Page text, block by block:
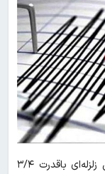
دقایقی پیش زلزله‌ای باقدرت ۳/۴